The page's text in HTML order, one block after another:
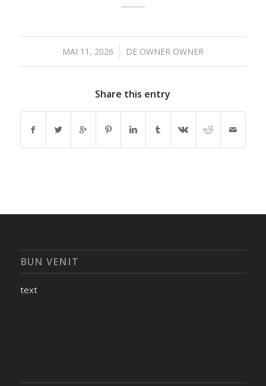
MAI 11, 2026
/ DE OWNER OWNER
Share this entry
BUN VENIT
text